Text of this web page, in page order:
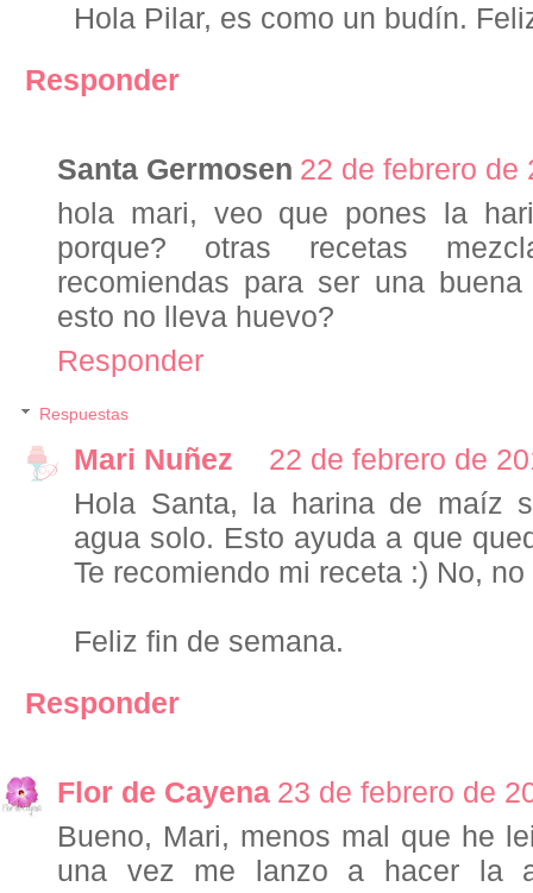
Hola Pilar, es como un budín.
Responder
Santa Germosen 22 de febrero de
hola mari, veo que pones la
porque? otras recetas
recomiendas para ser una
esto no lleva huevo?
Responder
Respuestas
Mari Nuñez
22 de febrero de
Hola Santa, la harina de maíz
agua solo. Esto ayuda a que
Te recomiendo mi receta :) No,
Feliz fin de semana.
Responder
Flor de Cayena 23 de febrero de
Bueno, Mari, menos mal que he
una vez me lanzo a hacer la